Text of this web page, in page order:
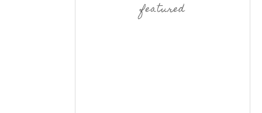
featured